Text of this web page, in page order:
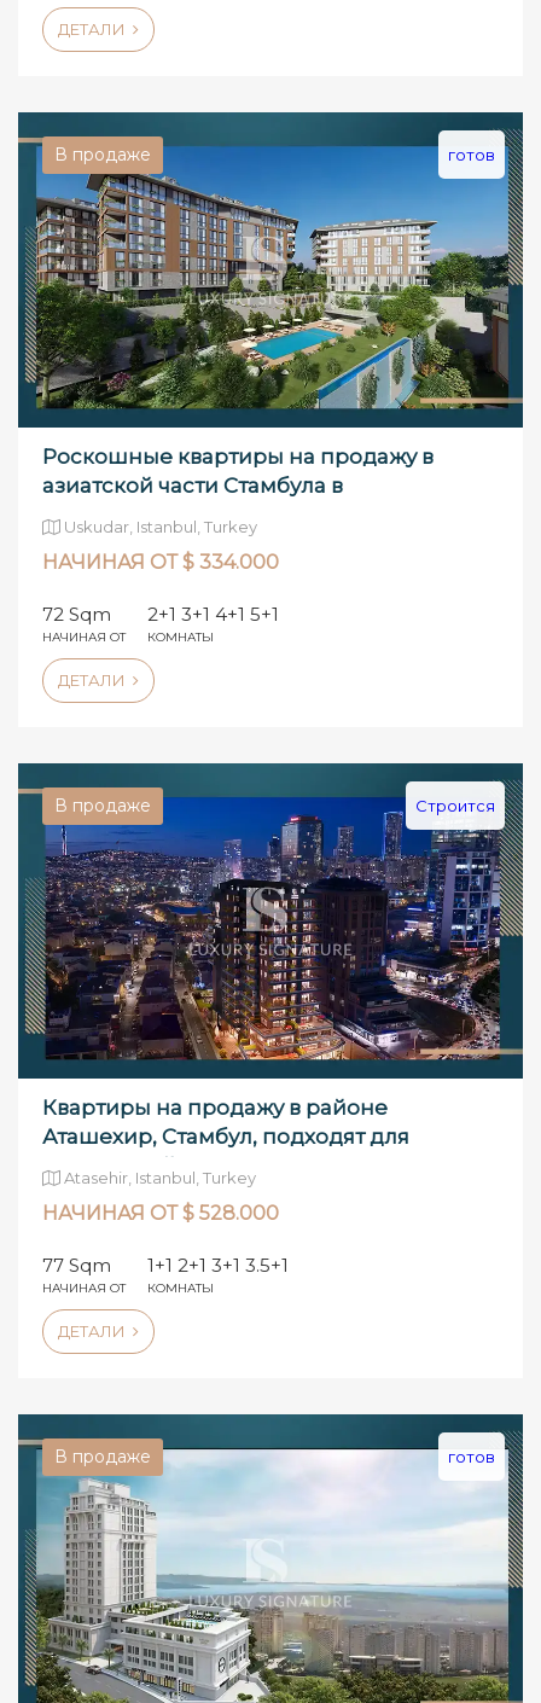
ДЕТАЛИ
В продаже готов
Роскошные квартиры на продажу в
азиатской части Стамбула в
стратегическом р
Uskudar, Istanbul, Turkey
НАЧИНАЯ ОТ $ 334.000
72 Sqm
НАЧИНАЯ ОТ
2+1 3+1 4+1 5+1
КОМНАТЫ
ДЕТАЛИ
В продаже Строится
Квартиры на продажу в районе
Аташехир, Стамбул, подходят для
инвестиций.
Atasehir, Istanbul, Turkey
НАЧИНАЯ ОТ $ 528.000
77 Sqm
НАЧИНАЯ ОТ
1+1 2+1 3+1 3.5+1
КОМНАТЫ
ДЕТАЛИ
В продаже готов